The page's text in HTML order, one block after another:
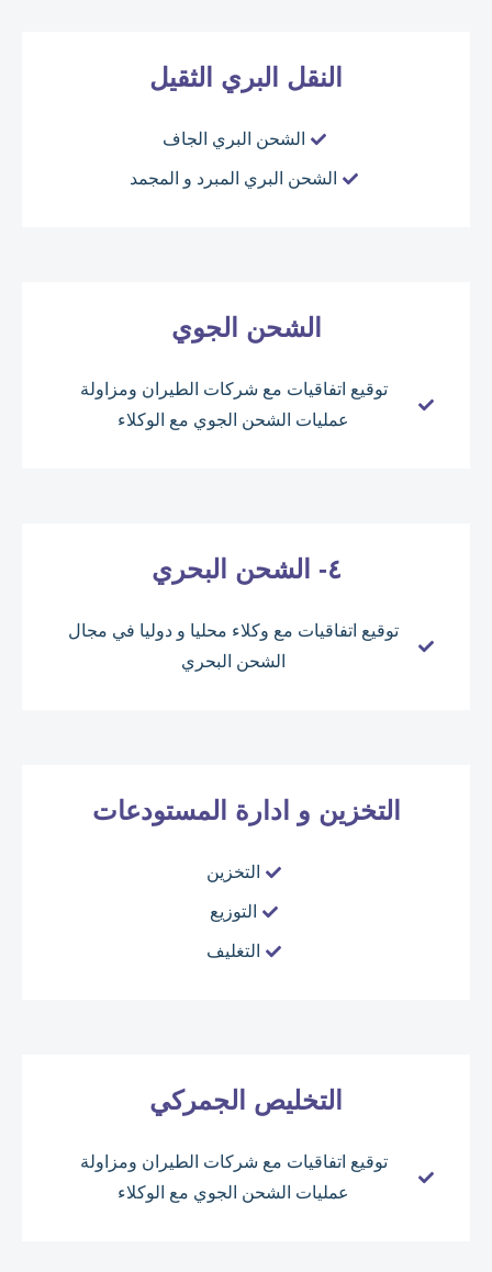
النقل البري الثقيل
الشحن البري الجاف
الشحن البري المبرد و المجمد
الشحن الجوي
توقيع اتفاقيات مع شركات الطيران ومزاولة
عمليات الشحن الجوي مع الوكلاء
توقيع اتفاقيات مع وكلاء محليا و دوليا في مجال
الشحن البحري
التخزين و ادارة المستودعات
التخزين
التوزيع
التغليف
التخليص الجمركي
توقيع اتفاقيات مع شركات الطيران ومزاولة
عمليات الشحن الجوي مع الوكلاء